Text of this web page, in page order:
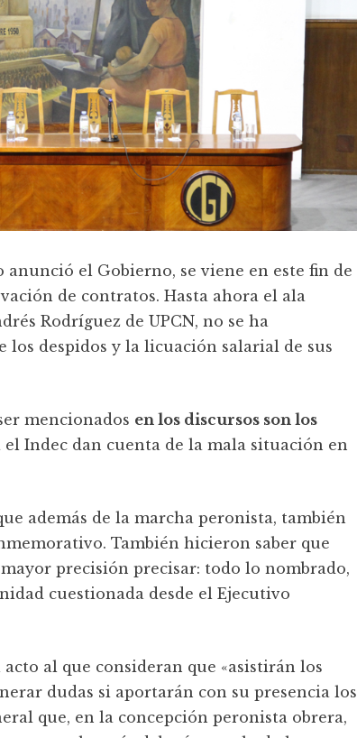
anunció el Gobierno, se viene en este fin de
de contratos. Hasta ahora el ala
Rodríguez de UPCN, no se ha
despidos y la licuación salarial de sus
mencionados en los discursos son los
el Indec dan cuenta de la mala situación en
además de la marcha peronista, también
También hicieron saber que
precisión precisar: todo lo nombrado,
cuestionada desde el Ejecutivo
al que consideran que «asistirán los
dudas si aportarán con su presencia los
que, en la concepción peronista obrera,